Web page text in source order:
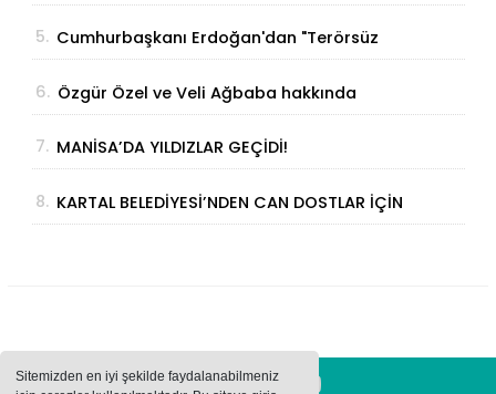
Sitemizden en iyi şekilde faydalanabilmeniz
Geliyor
5. Cumhurbaşkanı Erdoğan'dan "Terörsüz
Perçinleyecek"
6. Özgür Özel ve Veli Ağbaba hakkında
fezleke Adalet Bakanlığı’na gönderildi
7. MANİSA’DA YILDIZLAR GEÇİDİ!
8. KARTAL BELEDİYESİ’NDEN CAN DOSTLAR İÇİN
DEV YATIRIM!